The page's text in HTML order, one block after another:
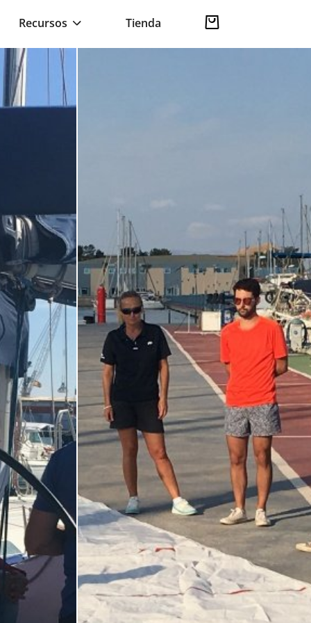
Recursos Tienda